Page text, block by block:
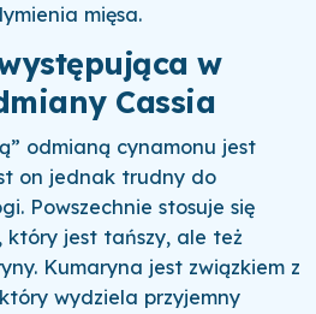
mięsa.
w
Cassia
odmianą cynamonu jest
on jednak trudny do
Powszechnie stosuje się
który jest tańszy, ale też
Kumaryna jest związkiem z
wydziela przyjemny